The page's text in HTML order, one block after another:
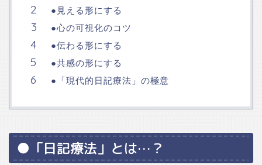
●見える形にする
●心の可視化のコツ
●伝わる形にする
●共感の形にする
●「現代的日記療法」の極意
●「日記療法」とは…？